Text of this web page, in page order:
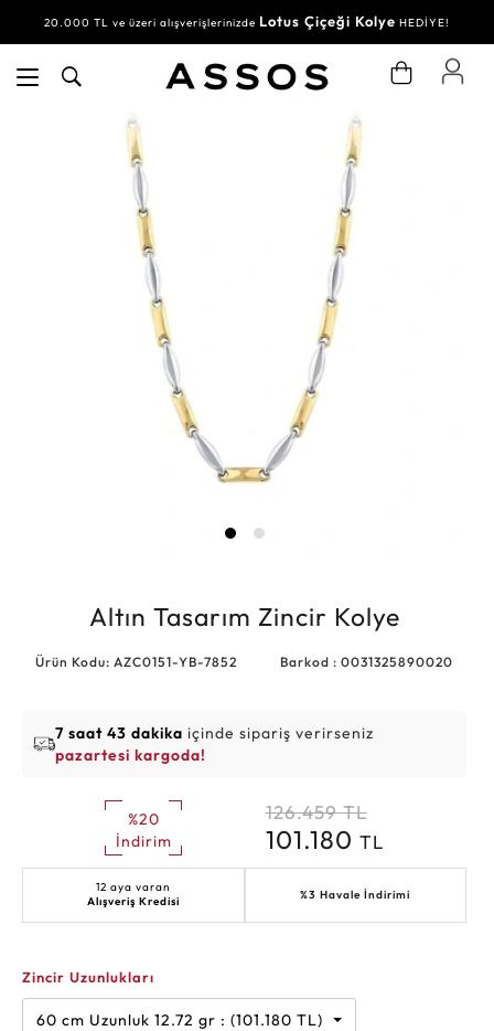
20.000 TL ve üzeri alışverişlerinizde Lotus Çiçeği Kolye HEDİYE!
Altın Tasarım Zincir Kolye
Ürün Kodu: AZC0151-YB-7852 Barkod : 0031325890020
7 saat 43 dakika içinde sipariş verirseniz
pazartesi kargoda!
%20
İndirim
126.459 TL
101.180 TL
12 aya varan
Alışveriş Kredisi
%3 Havale İndirimi
Zincir Uzunlukları
60 cm Uzunluk 12.72 gr : (101.180 TL)